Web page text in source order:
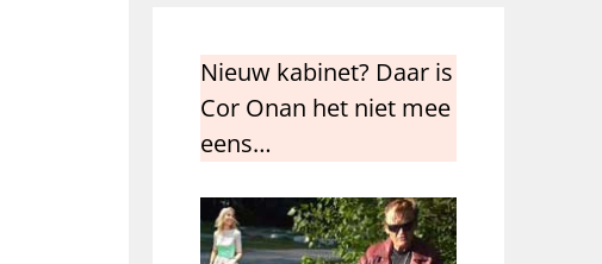
Nieuw kabinet? Daar is
Cor Onan het niet mee
eens…